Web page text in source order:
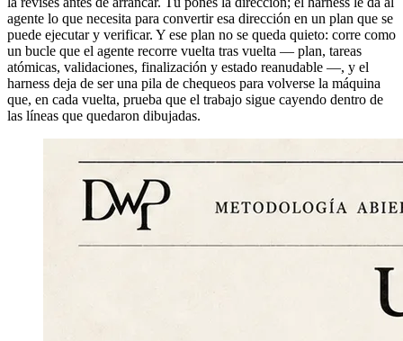
agente lo que necesita para convertir esa dirección en un plan que se
puede ejecutar y verificar. Y ese plan no se queda quieto: corre como
un bucle que el agente recorre vuelta tras vuelta — plan, tareas
atómicas, validaciones, finalización y estado reanudable —, y el
harness deja de ser una pila de chequeos para volverse la máquina
que, en cada vuelta, prueba que el trabajo sigue cayendo dentro de
las líneas que quedaron dibujadas.